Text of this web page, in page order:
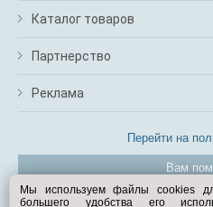
Каталог товаров
Партнерство
Реклама
Перейти на
Вам
Мы используем файлы cookies
большего удобства его